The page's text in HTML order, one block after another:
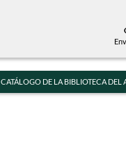
CATÁLOGO DE LA BIBLIOTECA